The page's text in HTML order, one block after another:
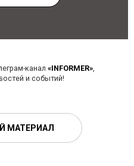
канал «INFORMER»,
и событий!
МАТЕРИАЛ